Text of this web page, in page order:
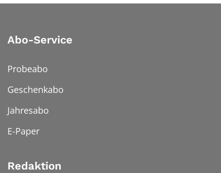
Abo-Service
Probeabo
Geschenkabo
Jahresabo
E-Paper
Redaktion